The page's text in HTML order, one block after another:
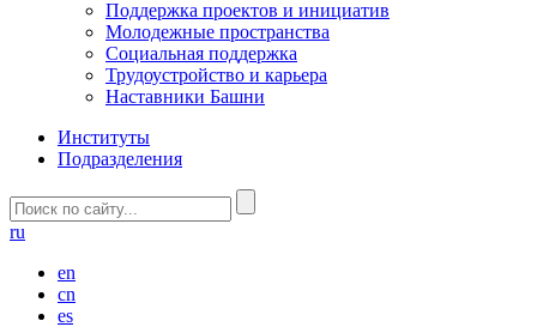
Поддержка проектов и инициатив
Молодежные пространства
Социальная поддержка
Трудоустройство и карьера
Наставники Башни
Институты
Подразделения
ru
en
cn
es